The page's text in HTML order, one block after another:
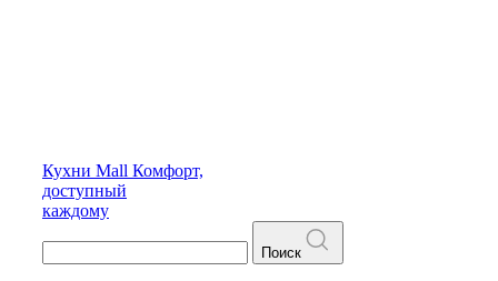
Кухни Mall Комфорт,
доступный
каждому
Поиск